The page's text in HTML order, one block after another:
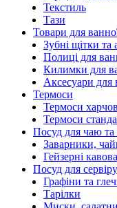
Текстиль
Тази
Товари для
Зубні щітки та
Полиці для
Килимки для
Аксесуари для
Термоси
Термоси
Термоси
Посуд для чаю та
Заварники,
Гейзерні
Посуд для
Графіни та
Тарілки